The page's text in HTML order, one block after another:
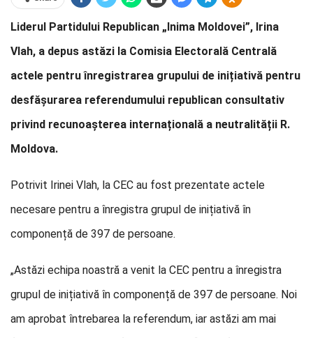
Liderul Partidului Republican „Inima Moldovei”, Irina
Vlah, a depus astăzi la Comisia Electorală Centrală
actele pentru înregistrarea grupului de inițiativă pentru
desfășurarea referendumului republican consultativ
privind recunoașterea internațională a neutralității R.
Moldova.
Potrivit Irinei Vlah, la CEC au fost prezentate actele
necesare pentru a înregistra grupul de inițiativă în
componență de 397 de persoane.
„Astăzi echipa noastră a venit la CEC pentru a înregistra
grupul de inițiativă în componență de 397 de persoane. Noi
am aprobat întrebarea la referendum, iar astăzi am mai